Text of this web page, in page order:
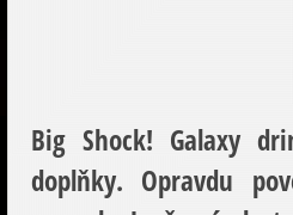
Big Shock! Galaxy
doplňky. Opravdu